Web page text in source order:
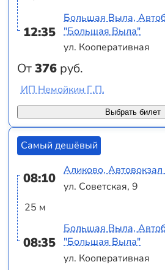
12:35
От376 руб.
Большая Выла,
"Большая Выла"
ул. Кооперативная
Выбрать билет
ИП Немойкин Г.П.
Самый дешёвый
08:10
25 м
08:35
Аликово,
ул. Советская, 9
Большая Выла,
"Большая Выла"
ул. Кооперативная